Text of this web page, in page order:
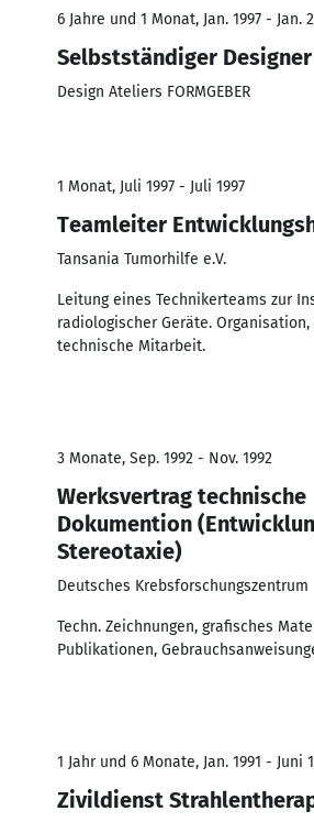
6 Jahre und 1 Monat, Jan. 1997 - Jan.
Selbstständiger Designer
Design Ateliers FORMGEBER
1 Monat, Juli 1997 - Juli 1997
Teamleiter
Tansania Tumorhilfe e.V.
Leitung eines Technikerteams zur
radiologischer Geräte. Organisation,
technische Mitarbeit.
3 Monate, Sep. 1992 - Nov. 1992
Werksvertrag technische
Dokumention
Stereotaxie)
Deutsches Krebsforschungszentrum
Techn. Zeichnungen, grafisches
Publikationen,
1 Jahr und 6 Monate, Jan. 1991 - Juni
Zivildienst